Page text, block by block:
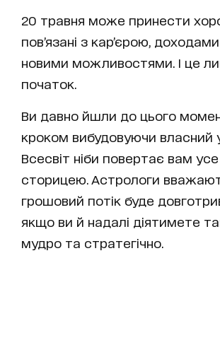
20 травня може принести
пов’язані з кар’єрою,
новими можливостями. І це
початок.
Ви давно йшли до цього
кроком вибудовуючи власний
Всесвіт ніби повертає вам
сторицею. Астрологи
грошовий потік буде
якщо ви й надалі діятимете
мудро та стратегічно.